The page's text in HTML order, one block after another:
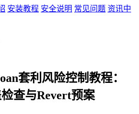
安装教程 安全说明 常见问题 资讯中
套利风险控制教程：
查与Revert预案